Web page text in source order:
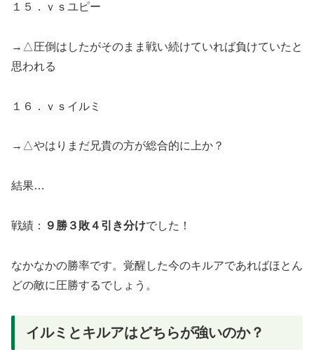
１５．ｖｓユピー
→△圧倒はしたがそのまま戦い続けていれば負けていたと
思われる
１６．ｖｓイルミ
→△やはりまだ兄貴の方が総合的に上か？
結果…
戦績： ９勝３敗４引き分けでした！
なかなかの勝率です。覚醒した今のキルアであればほとん
どの敵に圧勝するでしょう。
イルミとキルアはどちらが強いのか？